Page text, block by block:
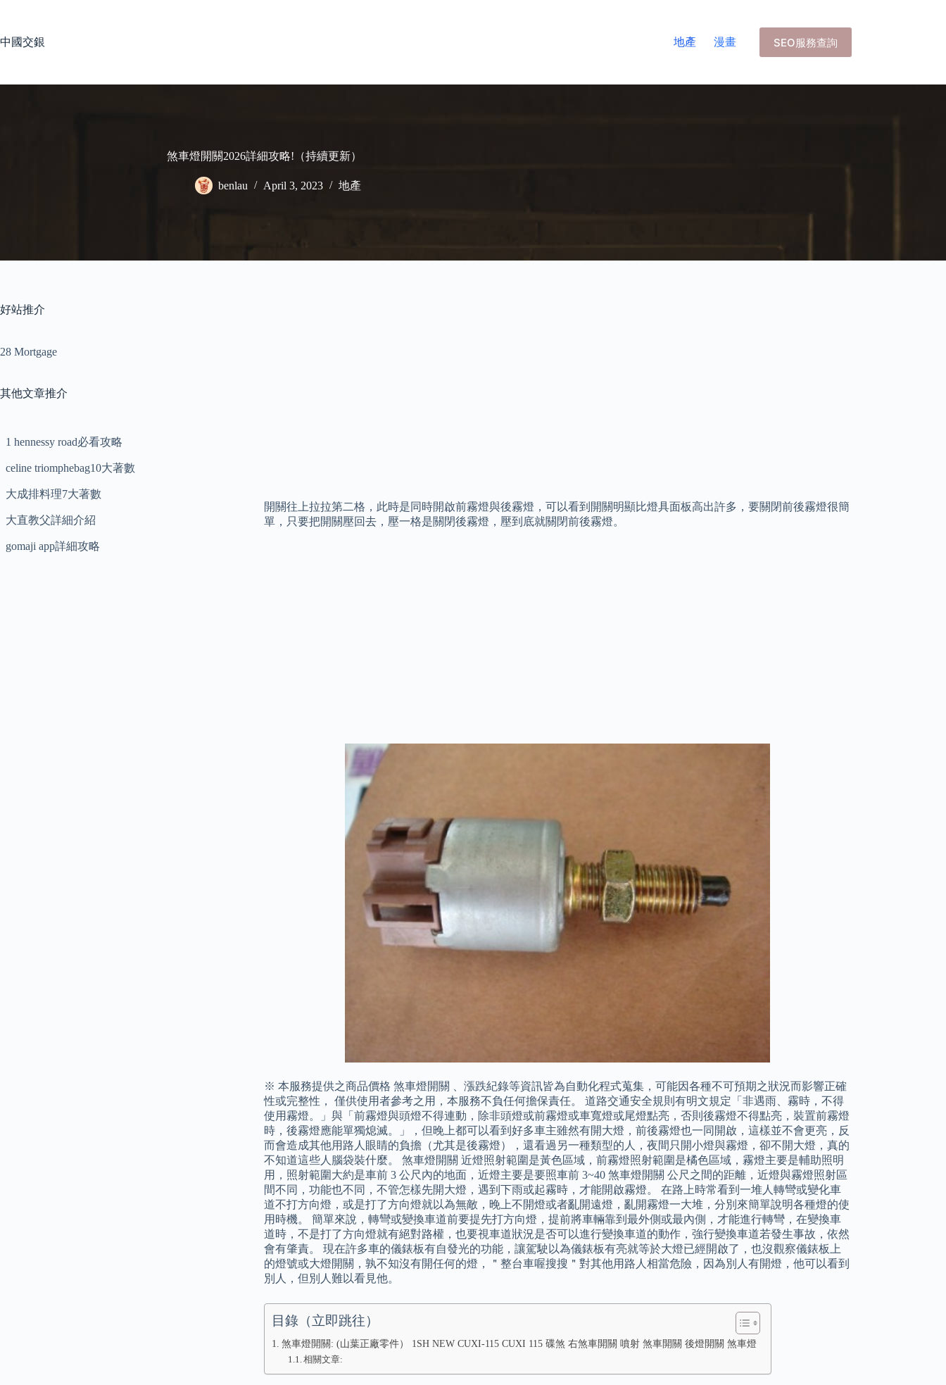
中國交銀
地產 漫畫 SEO服務查詢
煞車燈開關2026詳細攻略!（持續更新）
benlau April 3, 2023 地產
開關往上拉拉第二格，此時是同時開啟前霧燈與後霧燈，可以看到開關明顯比燈具面板高出許多，要關閉前後霧燈很簡
單，只要把開關壓回去，壓一格是關閉後霧燈，壓到底就關閉前後霧燈。
※ 本服務提供之商品價格 煞車燈開關 、漲跌紀錄等資訊皆為自動化程式蒐集，可能因各種不可預期之狀況而影響正確
性或完整性， 僅供使用者參考之用，本服務不負任何擔保責任。 道路交通安全規則有明文規定「非遇雨、霧時，不得
使用霧燈。」與「前霧燈與頭燈不得連動，除非頭燈或前霧燈或車寬燈或尾燈點亮，否則後霧燈不得點亮，裝置前霧燈
時，後霧燈應能單獨熄滅。」，但晚上都可以看到好多車主雖然有開大燈，前後霧燈也一同開啟，這樣並不會更亮，反
而會造成其他用路人眼睛的負擔（尤其是後霧燈），還看過另一種類型的人，夜間只開小燈與霧燈，卻不開大燈，真的
不知道這些人腦袋裝什麼。 煞車燈開關 近燈照射範圍是黃色區域，前霧燈照射範圍是橘色區域，霧燈主要是輔助照明
用，照射範圍大約是車前 3 公尺內的地面，近燈主要是要照車前 3~40 煞車燈開關 公尺之間的距離，近燈與霧燈照射區
間不同，功能也不同，不管怎樣先開大燈，遇到下雨或起霧時，才能開啟霧燈。 在路上時常看到一堆人轉彎或變化車
道不打方向燈，或是打了方向燈就以為無敵，晚上不開燈或者亂開遠燈，亂開霧燈一大堆，分別來簡單說明各種燈的使
用時機。 簡單來說，轉彎或變換車道前要提先打方向燈，提前將車輛靠到最外側或最內側，才能進行轉彎，在變換車
道時，不是打了方向燈就有絕對路權，也要視車道狀況是否可以進行變換車道的動作，強行變換車道若發生事故，依然
會有肇責。 現在許多車的儀錶板有自發光的功能，讓駕駛以為儀錶板有亮就等於大燈已經開啟了，也沒觀察儀錶板上
的燈號或大燈開關，孰不知沒有開任何的燈，＂整台車喔搜搜＂對其他用路人相當危險，因為別人有開燈，他可以看到
別人，但別人難以看見他。
目錄（立即跳往）
煞車燈開關: (山葉正廠零件） 1SH NEW CUXI-115 CUXI 115 碟煞 右煞車開關 噴射 煞車開關 後燈開關 煞車燈
相關文章:
好站推介
28 Mortgage
其他文章推介
1 hennessy road必看攻略
celine triomphebag10大著數
大成排料理7大著數
大直教父詳細介紹
gomaji app詳細攻略